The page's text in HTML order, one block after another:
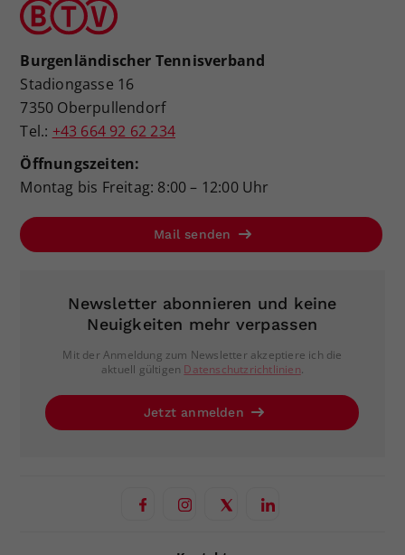
Burgenländischer Tennisverband
Stadiongasse 16
7350 Oberpullendorf
Tel.: +43 664 92 62 234
Öffnungszeiten:
Montag bis Freitag: 8:00 – 12:00 Uhr
Mail senden
Newsletter abonnieren und keine
Neuigkeiten mehr verpassen
Mit der Anmeldung zum Newsletter akzeptiere ich die
aktuell gültigen Datenschutzrichtlinien.
Jetzt anmelden